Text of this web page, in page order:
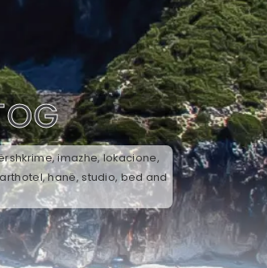
imazhe, lokacione,
hanë, studio, bed and